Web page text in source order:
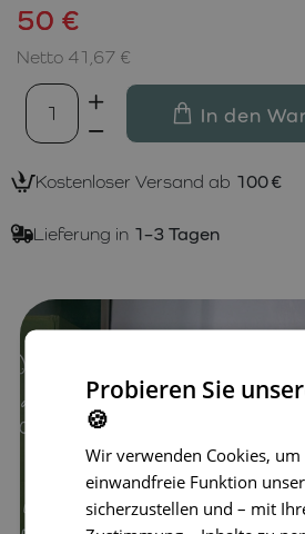
50 €
Netto 41,67 €
In den
Kostenloser Versand ab 100 €
Lieferung in 1–3 Tagen
Probieren Sie
🍪
Wir verwenden Cookies, um
einwandfreie Funktion
sicherzustellen und – mit